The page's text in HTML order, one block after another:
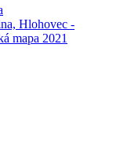
Hlohovec -
mapa 2021